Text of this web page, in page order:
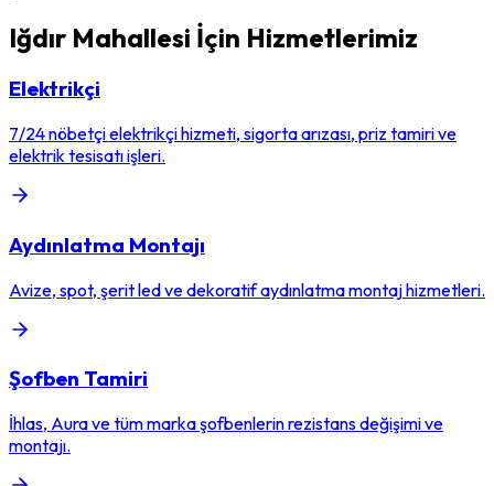
Iğdır Mahallesi İçin Hizmetlerimiz
Elektrikçi
7/24 nöbetçi elektrikçi hizmeti, sigorta arızası, priz tamiri ve
elektrik tesisatı işleri.
Aydınlatma Montajı
Avize, spot, şerit led ve dekoratif aydınlatma montaj hizmetleri.
Şofben Tamiri
İhlas, Aura ve tüm marka şofbenlerin rezistans değişimi ve
montajı.